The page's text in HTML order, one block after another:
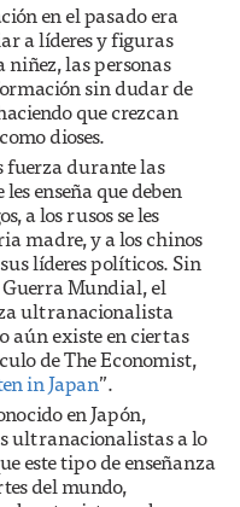
en el pasado era
a líderes y figuras
niñez, las personas
sin dudar de
que crezcan
dioses.
fuerza durante las
enseña que deben
a los rusos se les
madre, y a los chinos
líderes políticos. Sin
Guerra Mundial, el
ultranacionalista
aún existe en ciertas
de The Economist,
in Japan”.
en Japón,
ultranacionalistas a lo
este tipo de enseñanza
del mundo,